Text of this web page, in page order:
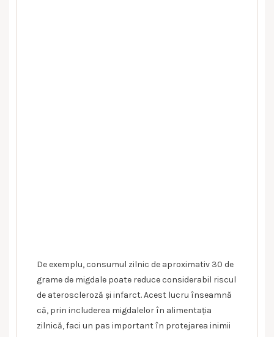
De exemplu, consumul zilnic de aproximativ 30 de
grame de migdale poate reduce considerabil riscul
de ateroscleroză și infarct. Acest lucru înseamnă
că, prin includerea migdalelor în alimentația
zilnică, faci un pas important în protejarea inimii